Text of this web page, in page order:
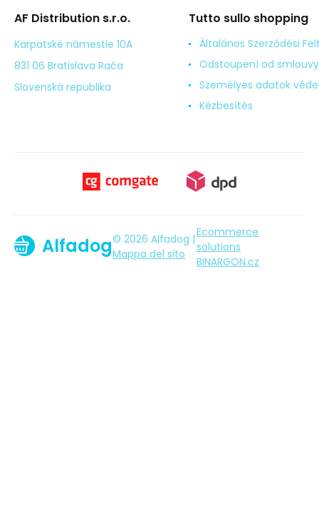
AF Distribution s.r.o.
Karpatské námestie 10A
831 06 Bratislava Rača
Slovenská republika
Tutto sullo shopping
Általános Szerződési
Odstoupení od smlouvy
Személyes adatok
Kézbesítés
Alfadog© 2026 Alfadog |
Mappa del sito
Ecommerce
solutions
BINARGON.cz